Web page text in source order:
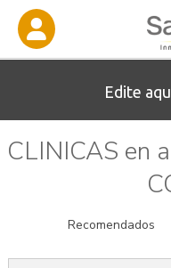
Edite
CLINICAS en
Recomendados